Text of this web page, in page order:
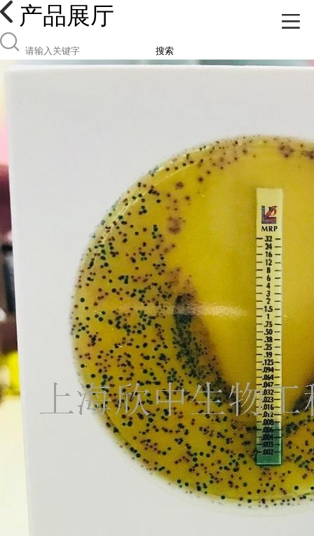
产品展厅
搜索